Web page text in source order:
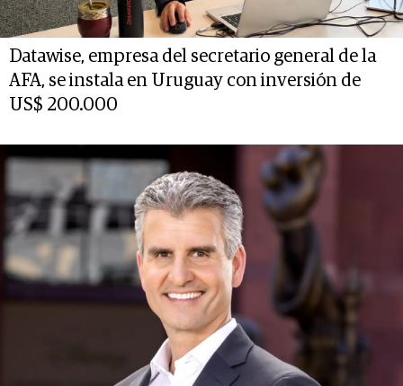
Datawise, empresa del secretario general de la
AFA, se instala en Uruguay con inversión de
US$ 200.000